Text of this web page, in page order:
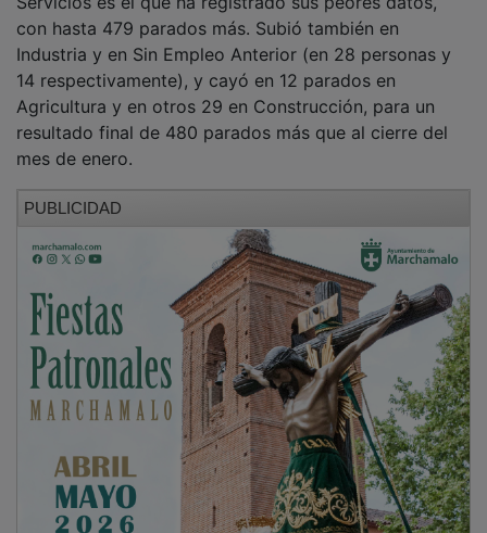
con hasta 479 parados más. Subió también en
Industria y en Sin Empleo Anterior (en 28 personas y
14 respectivamente), y cayó en 12 parados en
Agricultura y en otros 29 en Construcción, para un
resultado final de 480 parados más que al cierre del
mes de enero.